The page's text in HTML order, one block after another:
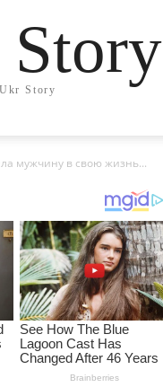
Ukr Story
мужчину в свою жизнь...